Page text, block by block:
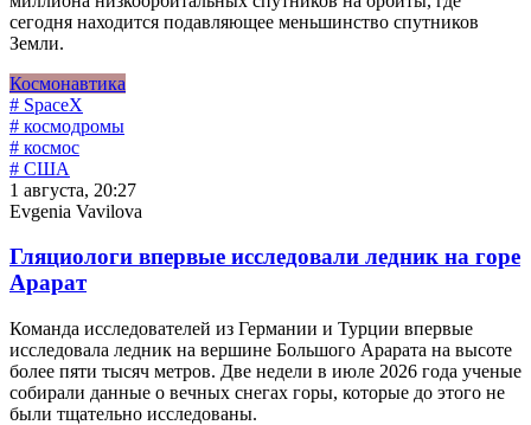
сегодня находится подавляющее меньшинство спутников
Земли.
Космонавтика
# SpaceX
# космодромы
# космос
# США
1 августа, 20:27
Evgenia Vavilova
Гляциологи впервые исследовали ледник на горе
Арарат
Команда исследователей из Германии и Турции впервые
исследовала ледник на вершине Большого Арарата на высоте
более пяти тысяч метров. Две недели в июле 2026 года ученые
собирали данные о вечных снегах горы, которые до этого не
были тщательно исследованы.